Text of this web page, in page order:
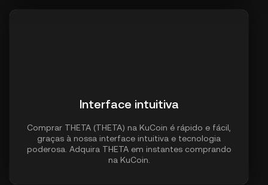
Interface intuitiva
Comprar THETA (THETA) na KuCoin é rápido e fácil,
graças à nossa interface intuitiva e tecnologia
poderosa. Adquira THETA em instantes comprando
na KuCoin.